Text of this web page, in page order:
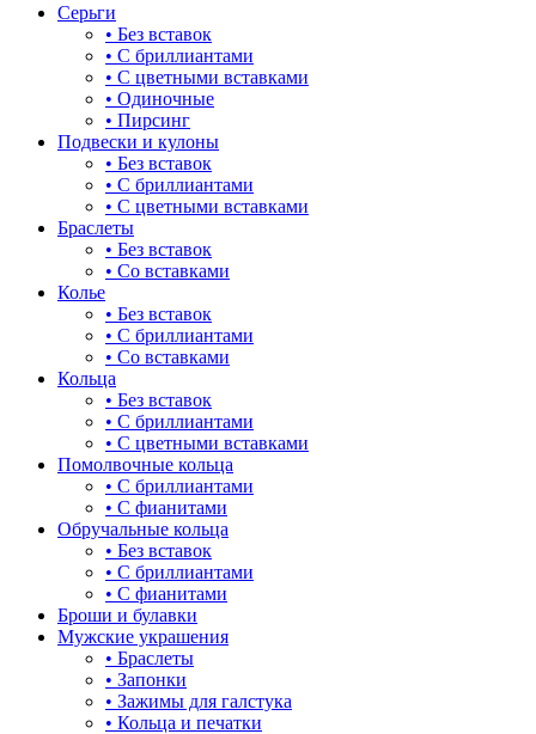
Серьги
• Без вставок
• С бриллиантами
• С цветными вставками
• Одиночные
• Пирсинг
Подвески и кулоны
• Без вставок
• С бриллиантами
• С цветными вставками
Браслеты
• Без вставок
• Со вставками
Колье
• Без вставок
• С бриллиантами
• Со вставками
Кольца
• Без вставок
• С бриллиантами
• С цветными вставками
Помолвочные кольца
• С бриллиантами
• С фианитами
Обручальные кольца
• Без вставок
• С бриллиантами
• С фианитами
Броши и булавки
Мужские украшения
• Браслеты
• Запонки
• Зажимы для галстука
• Кольца и печатки